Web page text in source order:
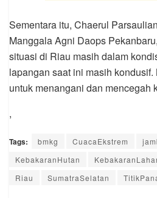
Sementara itu, Chaerul
Manggala Agni Daops
situasi di Riau masih dalam
lapangan saat ini masih
untuk menangani dan mencegah
,
Tags: bmkg CuacaEkstrem
KebakaranHutan
Riau
SumatraSelatan